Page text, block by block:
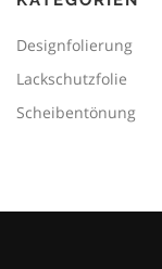
Designfolierung
Lackschutzfolie
Scheibentönung